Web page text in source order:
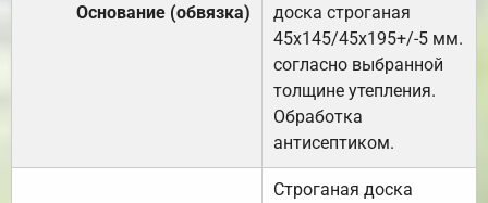
Основание (обвязка)
доска строганая
45х145/45х195+/-5 мм.
согласно выбранной
толщине утепления.
Обработка
антисептиком.
Строганая доска